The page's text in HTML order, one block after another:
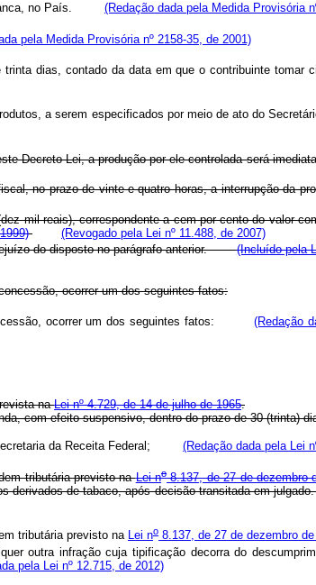
franca, no País. (Redação dada pela Medida Provisória
pela Medida Provisória nº 2158-35, de 2001)
dias, contado da data em que o contribuinte tomar
a serem especificados por meio de ato do
Decreto-Lei, a produção por ele controlada será
no prazo de vinte e quatro horas, a interrupção da
mil reais), correspondente a cem por cento do valor
(Revogado pela Lei nº 11.488, de 2007)
do disposto no parágrafo anterior.(Incluído pela
ocorrer um dos seguintes fatos:
ocorrer um dos seguintes fatos: (Redação
naLei nº 4.729, de 14 de julho de 1965.
com efeito suspensivo, dentro do prazo de 30 (trinta)
Secretaria da Receita Federal; (Redação dada pela Lei
tributária previsto naLei no8.137, de 27 de dezembro
derivados de tabaco, após decisão transitada em
tributária previsto na Lei no8.137, de 27 de dezembro
outra infração cuja tipificação decorra do
pela Lei nº 12.715, de 2012)